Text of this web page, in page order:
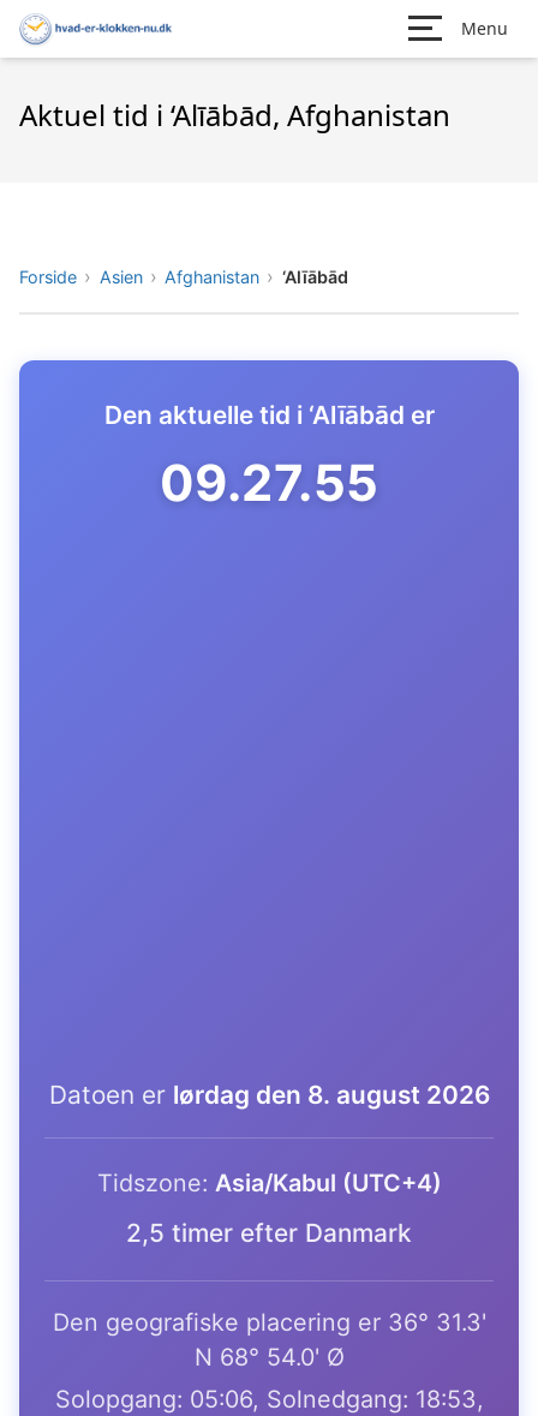
Menu
Aktuel tid i ‘Alīābād, Afghanistan
Forside Asien Afghanistan ‘Alīābād
Den aktuelle tid i ‘Alīābād er
09.27.56
Datoen er lørdag den 8. august 2026
Tidszone: Asia/Kabul (UTC+4)
2,5 timer efter Danmark
Den geografiske placering er 36° 31.3'
N 68° 54.0' Ø
Solopgang: 05:06, Solnedgang: 18:53,